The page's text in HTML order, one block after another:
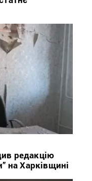
редакцію
на Харківщині